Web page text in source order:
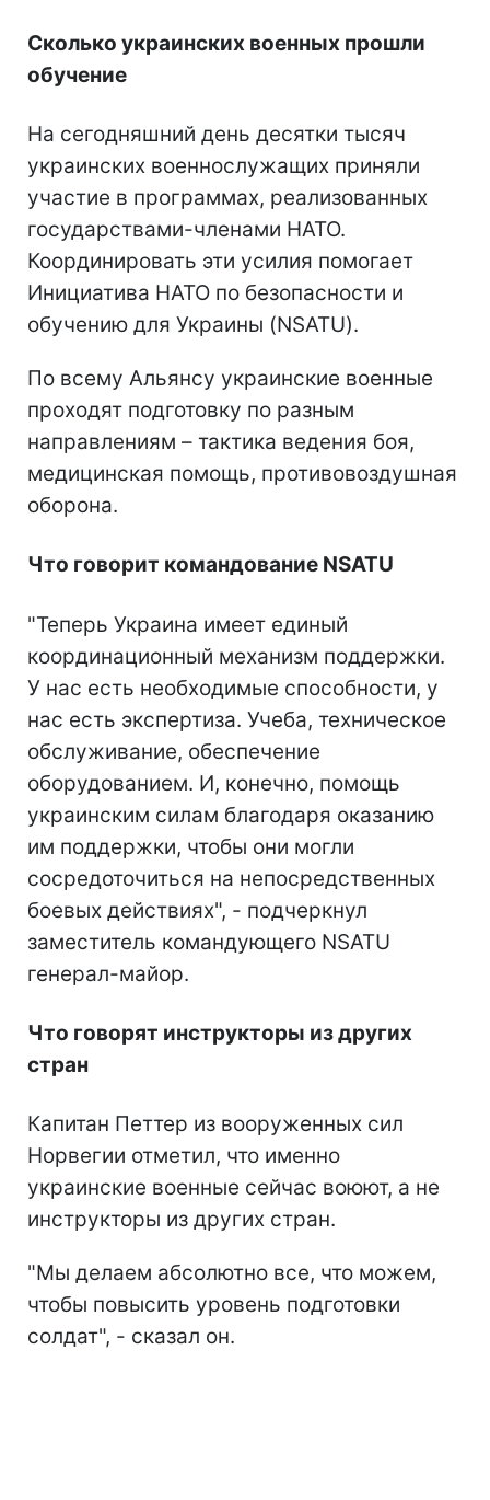
Сколько украинских военных прошли
обучение
На сегодняшний день десятки тысяч
украинских военнослужащих приняли
участие в программах, реализованных
государствами-членами НАТО.
Координировать эти усилия помогает
Инициатива НАТО по безопасности и
обучению для Украины (NSATU).
По всему Альянсу украинские военные
проходят подготовку по разным
направлениям – тактика ведения боя,
медицинская помощь, противовоздушная
оборона.
Что говорит командование NSATU
"Теперь Украина имеет единый
координационный механизм поддержки.
У нас есть необходимые способности, у
нас есть экспертиза. Учеба, техническое
обслуживание, обеспечение
оборудованием. И, конечно, помощь
украинским силам благодаря оказанию
им поддержки, чтобы они могли
сосредоточиться на непосредственных
боевых действиях", - подчеркнул
заместитель командующего NSATU
генерал-майор.
Что говорят инструкторы из других
стран
Капитан Петтер из вооруженных сил
Норвегии отметил, что именно
украинские военные сейчас воюют, а не
инструкторы из других стран.
"Мы делаем абсолютно все, что можем,
чтобы повысить уровень подготовки
солдат", - сказал он.